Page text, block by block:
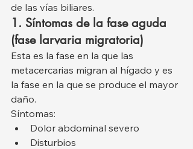
de las vías biliares.
1. Síntomas de la fase aguda
(fase larvaria migratoria)
Esta es la fase en la que las
metacercarias migran al hígado y es
la fase en la que se produce el mayor
daño.
Síntomas:
Dolor abdominal severo
Disturbios